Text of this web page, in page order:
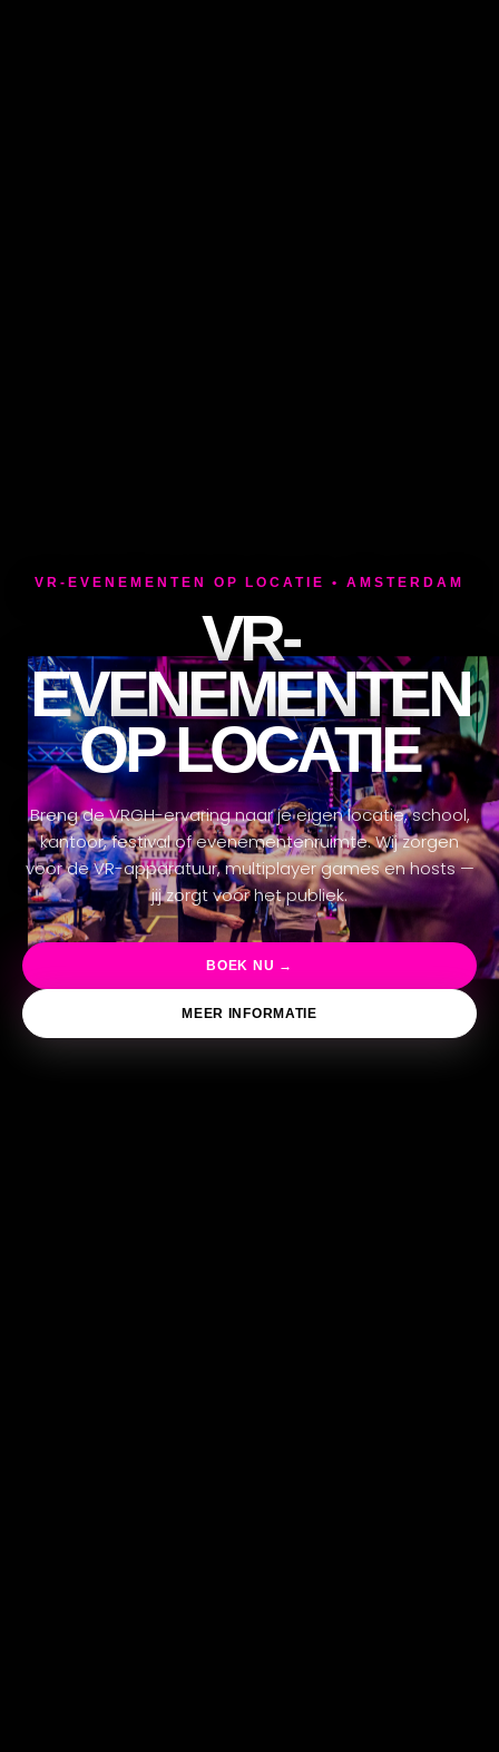
VR-EVENEMENTEN OP LOCATIE • AMSTERDAM
VR-
EVENEMENTEN
OP LOCATIE
Breng de VRGH-ervaring naar je eigen locatie, school,
kantoor, festival of evenementenruimte. Wij zorgen
voor de VR-apparatuur, multiplayer games en hosts —
jij zorgt voor het publiek.
BOEK NU →
MEER INFORMATIE